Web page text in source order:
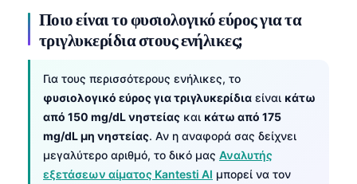
Ποιο είναι το φυσιολογικό εύρος για τα
τριγλυκερίδια στους ενήλικες;
Για τους περισσότερους ενήλικες, το
φυσιολογικό εύρος για τριγλυκερίδια είναι κάτω
από 150 mg/dL νηστείας και κάτω από 175
mg/dL μη νηστείας. Αν η αναφορά σας δείχνει
μεγαλύτερο αριθμό, το δικό μας Αναλυτής
εξετάσεων αίματος Kantesti AI μπορεί να τον